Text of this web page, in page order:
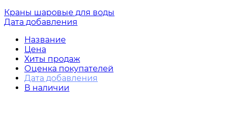
Краны шаровые для воды
Дата добавления
Название
Цена
Хиты продаж
Оценка покупателей
Дата добавления
В наличии